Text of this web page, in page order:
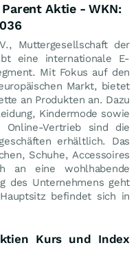
Aktie - WKN:
Muttergesellschaft der
eine internationale E-
Mit Fokus auf den
Markt, bietet
an Produkten an. Dazu
Kindermode sowie
Online-Vertrieb sind die
erhältlich. Das
Schuhe, Accessoires
an eine wohlhabende
des Unternehmens geht
befindet sich in
Kurs und Index